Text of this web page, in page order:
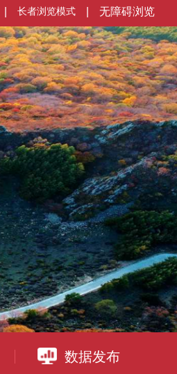
无障碍浏览
长者浏览模式
数据发布